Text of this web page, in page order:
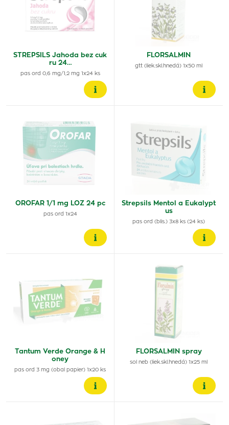
STREPSILS Jahoda bez cuk
ru 24…
pas ord 0,6 mg/1,2 mg 1x24 ks
FLORSALMIN
gtt (liek.skl.hnedá) 1x50 ml
OROFAR 1/1 mg LOZ 24 pc
pas ord 1x24
Strepsils Mentol a Eukalypt
us
pas ord (blis.) 3x8 ks (24 ks)
Tantum Verde Orange & H
oney
pas ord 3 mg (obal papier) 1x20 ks
FLORSALMIN spray
sol neb (liek.skl.hnedá) 1x25 ml